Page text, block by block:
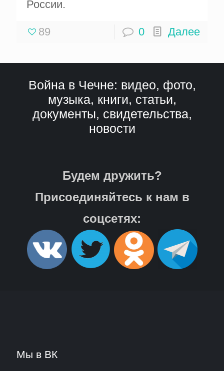
России.
89 0 Далее
Война в Чечне: видео, фото,
музыка, книги, статьи,
документы, свидетельства,
новости
Будем дружить?
Присоединяйтесь к нам в
соцсетях:
Мы в ВК